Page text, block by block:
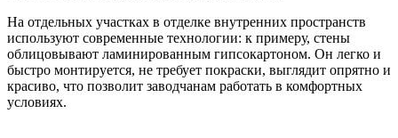
На отдельных участках в отделке внутренних пространств
используют современные технологии: к примеру, стены
облицовывают ламинированным гипсокартоном. Он легко и
быстро монтируется, не требует покраски, выглядит опрятно и
красиво, что позволит заводчанам работать в комфортных
условиях.